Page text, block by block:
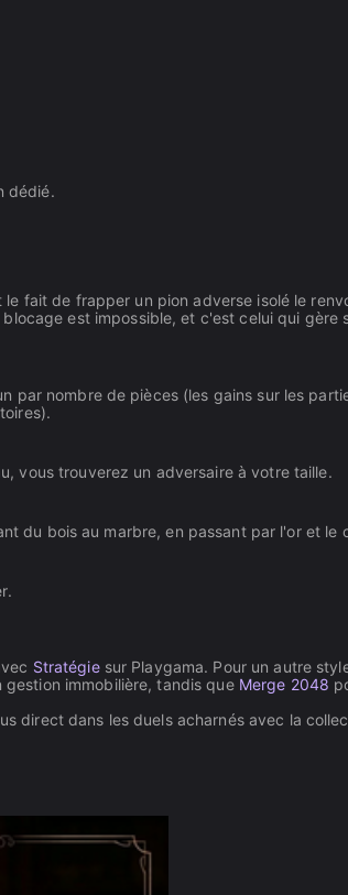
dédié.
fait de frapper un pion adverse isolé le
est impossible, et c'est celui qui gère
par nombre de pièces (les gains sur les
vous trouverez un adversaire à votre taille.
du bois au marbre, en passant par l'or et le
Stratégiesur Playgama. Pour un autre
immobilière, tandis que Merge 2048
direct dans les duels acharnés avec la